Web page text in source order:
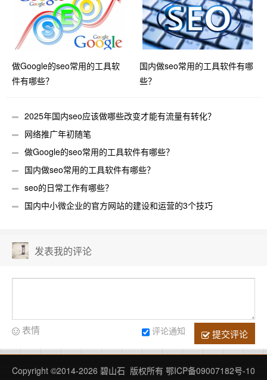
做Google的seo常用的工具软
件有哪些？
国内做seo常用的工具软件有哪
些？
2025年国内seo应该做哪些改变才能有流量有转化？
网络推广年初随笔
做Google的seo常用的工具软件有哪些？
国内做seo常用的工具软件有哪些？
seo的日常工作有哪些？
国内中小微企业的官方网站的建设和运营的3个技巧
发表我的评论
提交评论
评论通知
表情
Copyright ©2014-2026 碧山石 版权所有 鄂ICP备09007182号-10